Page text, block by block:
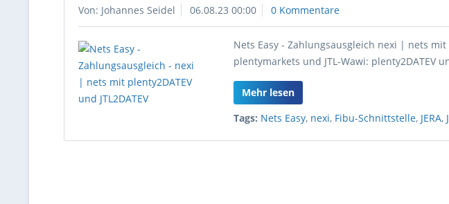
Von: Johannes Seidel 06.08.23 00:00 0 Kommentare
Nets Easy - Zahlungsausgleich nexi | nets
plentymarkets und JTL-Wawi: plenty2DATEV
Mehr lesen
Tags: Nets Easy, nexi, Fibu-Schnittstelle, JERA,